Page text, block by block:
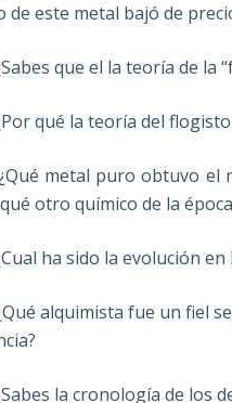
de este metal bajó de
que el la teoría de la
qué la teoría del
metal puro obtuvo el
otro químico de la
ha sido la evolución
alquimista fue un fiel
la cronología de los